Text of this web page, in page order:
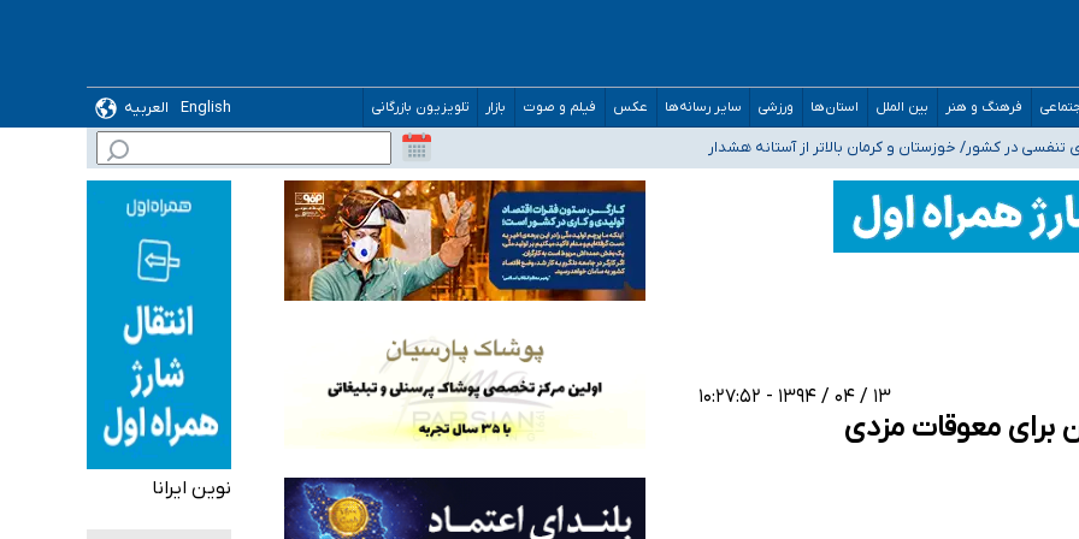
فرهنگ و هنر بین الملل استان‌ها ورزشی سایر رسانه‌ها عکس فیلم و صوت بازار تلویزیون بازرگانی English
العربیه
عملیات و دکترای تخصصی جغرافیای نظامی دافوس آجا
بیمه
در کشور/ خوزستان و کرمان بالاتر از آستانه هشدار
جمهور خواستیم ورود کند
در کشور/ درباره محصلان باقی‌مانده در دبی متناسب با شرایط جدید تصمیم‌گیری می‌شود
۱۳ / ۰۴ / ۱۳۹۴ - ۱۰:۲۷:۵۲
برای معوقات مزدی
نوین ایرانا